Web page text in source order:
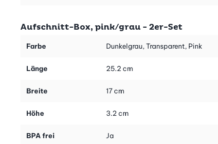
Kühlschrank, sondern auch im Rucksack oder in der
pink/grau (Art.-Nr. 25662) und blau/grün (Art.-Nr. 25206)
Aufschnitt-Box, pink/grau - 2er-Set
Farbe Dunkelgrau, Transparent, Pink
Länge 25.2 cm
Breite 17 cm
Höhe 3.2 cm
BPA frei Ja